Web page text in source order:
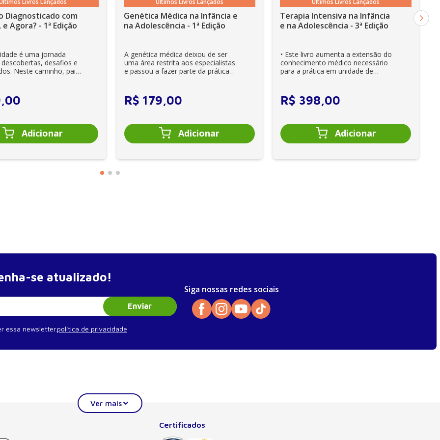
Livros Lançados
Diagnosticado com
Agora? - 1ª Edição
é uma jornada
desafios e
Neste caminho, pais
,00
Últimos Livros Lançados
Genética Médica na Infância e
na Adolescência - 1ª Edição
A genética médica deixou de ser
uma área restrita aos especialistas
e passou a fazer parte da prática
R$ 179,00
Últimos Livros Lançados
Terapia Intensiva na Infância
e na Adolescência - 3ª Edição
• Este livro aumenta a extensão do
conhecimento médico necessário
para a prática em unidade de
R$ 398,00
se atualizado!
Enviar
essa newsletter.política de privacidade
Siga nossas redes sociais
Ajuda
Certificados